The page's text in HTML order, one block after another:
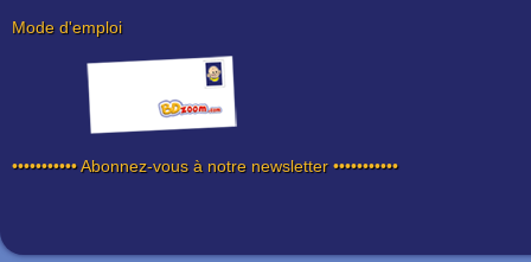
Mode d'emploi
••••••••••• Abonnez-vous à notre newsletter •••••••••••